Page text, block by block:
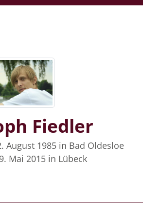
Fiedler
August 1985 in Bad Oldesloe
Mai 2015 in Lübeck